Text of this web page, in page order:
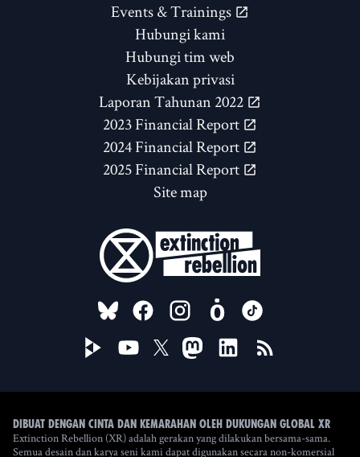
Events & Trainings
Hubungi kami
Hubungi tim web
Kebijakan privasi
Laporan Tahunan 2022
2023 Financial Report
2024 Financial Report
2025 Financial Report
Site map
FOLLOW US ON
Dibuat dengan cinta dan kemarahan oleh Dukungan Global XR
Extinction Rebellion (XR) adalah gerakan yang dilakukan bersama-sama.
Semua desain dan karya seni kami dapat digunakan secara non-komersial